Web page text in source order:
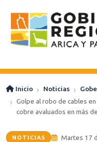
Inicio Noticias
Golpe al robo de cables
cobre avaluados en más
NOTICIAS Martes 17